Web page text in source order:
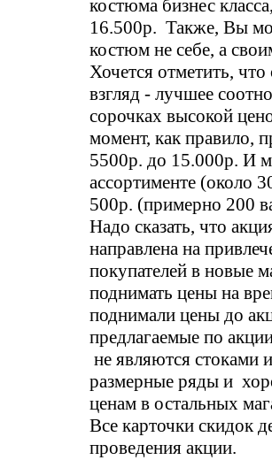
костюма бизнес
16.500р. Также, Вы
костюм не себе, а
Хочется отметить,
взгляд - лучшее
сорочках высокой
момент, как правило,
5500р. до 15.000р. И
ассортименте (около
500р. (примерно 200
Надо сказать, что
направлена на
покупателей в новые
поднимать цены на
поднимали цены до
предлагаемые по
не являются стоками
размерные ряды и
ценам в остальных
Все карточки скидок
проведения акции.